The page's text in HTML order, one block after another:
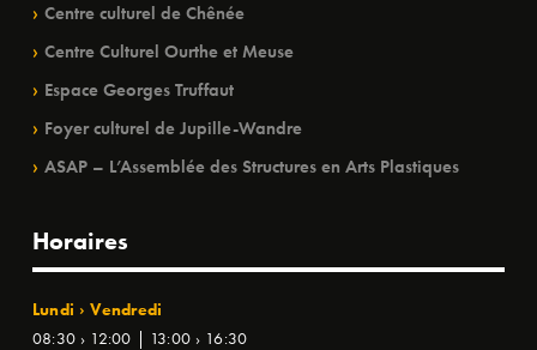
Centre culturel de Chênée
Centre Culturel Ourthe et Meuse
Espace Georges Truffaut
Foyer culturel de Jupille-Wandre
ASAP – L’Assemblée des Structures en Arts Plastiques
Horaires
Lundi › Vendredi
08:30 › 12:00 | 13:00 › 16:30